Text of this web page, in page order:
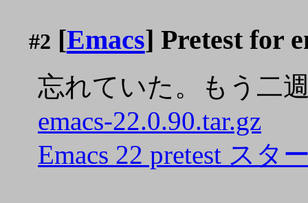
#2 [Emacs] Pretest for
忘れていた。もう二
emacs-22.0.90.tar.gz
Emacs 22 pretest スタ